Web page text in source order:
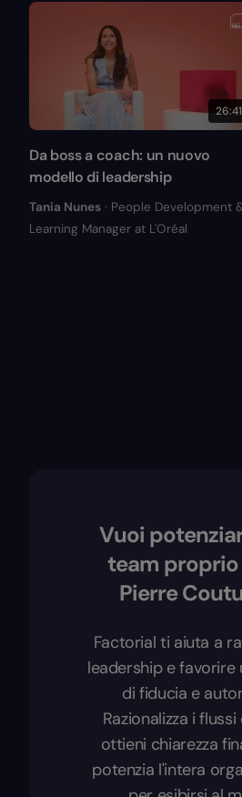
26:41
Da boss a coach: un nuovo
modello di leadership
Tania Nunes · People Development
Learning Manager at L'Oréal
Vuoi
team
Pierre
Factorial ti aiuta a
leadership e favorire
di fiducia e
Razionalizza i
ottieni chiarezza
potenzia l'intera